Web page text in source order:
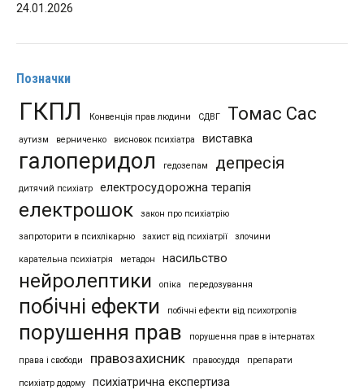
24.01.2026
Позначки
ГКПЛ Конвенція прав людини СДВГ Томас Сас
аутизм верниченко висновок психіатра виставка
галоперидол гедозепам депресія
дитячий психіатр електросудорожна терапія
електрошок закон про психіатрію
запроторити в психлікарню захист від психіатрії злочини
карательна психіатрія метадон насильство
нейролептики опіка передозування
побічні ефекти побічні ефекти від психотропів
порушення прав порушення прав в інтернатах
права і свободи правозахисник правосуддя препарати
психіатр додому психіатрична експертиза